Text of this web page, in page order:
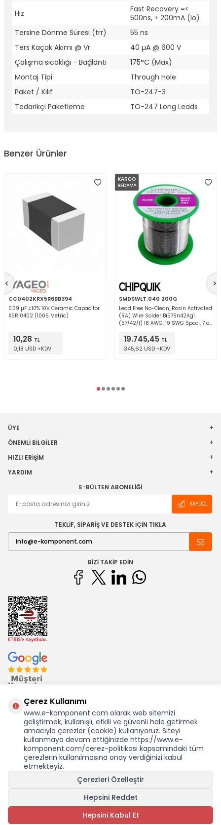
KDV Dahil Birim Fiyat
SEPETE EKLE
Hız
Fast Recovery =<
500ns, > 200mA (Io)
Tersine Dönme Süresi (trr)
55 ns
Ters Kaçak Akımı @ Vr
40 µA @ 600 V
Çalışma sıcaklığı - Bağlantı
175°C (Max)
Montaj Tipi
Through Hole
Paket / Kılıf
TO-247-3
Tedarikçi Paketleme
TO-247 Long Leads
Benzer Ürünler
CC0402KRX5R6BB394
0.39 µF ±10% 10V Ceramic Capacitor
X5R 0402 (1005 Metric)
10,28 TL
0,18 USD +KDV
KARGO
BEDAVA
SMDSWLT.040 200G
Lead Free No-Clean, Rosin Activated
(RA) Wire Solder Bi57Sn42Ag1
(57/42/1) 18 AWG, 19 SWG Spool, 7 oz
19.745,45 TL
345,62 USD +KDV
ÜYE
ÖNEMLI BILGILER
HIZLI ERIŞIM
YARDIM
E-BÜLTEN ABONELIĞI
KAYDOL
TEKLİF, SİPARİŞ VE DESTEK İÇİN TIKLA
BIZI TAKIP EDIN
Ekom Elk. Elektronik San. ve Tic. A.Ş.'nin Tescilli Bir Markasıdır
Çerez Kullanımı
www.e-komponent.com olarak web sitemizi
geliştirmek, kullanışlı, etkili ve güvenli hale getirmek
amacıyla çerezler (cookie) kullanıyoruz. Siteyi
kullanmaya devam ettiğinizde https://www.e-
komponent.com/cerez-politikasi kapsamındaki tüm
çerezlerin kullanılmasına onay verdiğinizi kabul
etmekteyiz.
Çerezleri Özelleştir
Hepsini Reddet
Hepsini Kabul Et